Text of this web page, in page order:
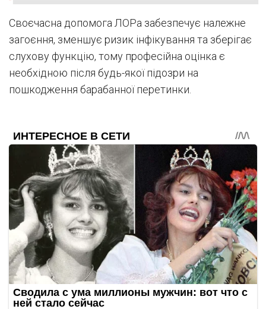
Своєчасна допомога ЛОРа забезпечує належне
загоєння, зменшує ризик інфікування та зберігає
слухову функцію, тому професійна оцінка є
необхідною після будь-якої підозри на
пошкодження барабанної перетинки.